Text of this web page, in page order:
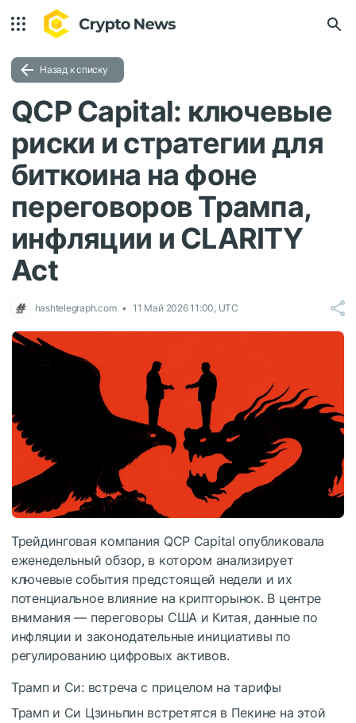
Назад к списку
QCP Capital: ключевые
риски и стратегии для
биткоина на фоне
переговоров Трампа,
инфляции и CLARITY
Act
hashtelegraph.com 11 Май 2026 11:00, UTC
Трейдинговая компания QCP Capital опубликовала
еженедельный обзор, в котором анализирует
ключевые события предстоящей недели и их
потенциальное влияние на крипторынок. В центре
внимания — переговоры США и Китая, данные по
инфляции и законодательные инициативы по
регулированию цифровых активов.
Трамп и Си: встреча с прицелом на тарифы
Трамп и Си Цзиньпин встретятся в Пекине на этой